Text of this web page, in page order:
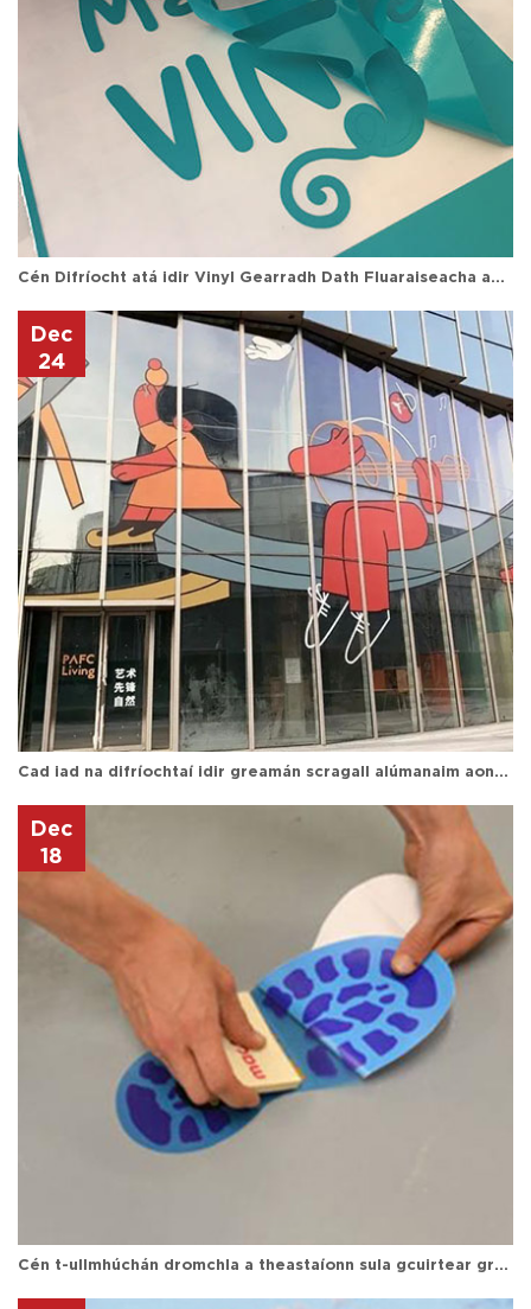
Cén Difríocht atá idir Vinyl Gearradh Dath Fluaraiseacha agus Vinyl Rialta?
Dec
24
Cad iad na difríochtaí idir greamán scragall alúmanaim aon-thaobh agus dhá thaobh?
Dec
18
Cén t-ullmhúchán dromchla a theastaíonn sula gcuirtear grafaic urláir i bhfeidhm?